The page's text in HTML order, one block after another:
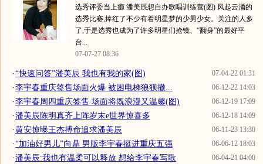
选秀评委当上瘾 潘美辰想自办歌唱训练营(图) 风起云涌的
选秀比赛,捧红了不少有着明星梦的少男少女。关注的人多
了,于是选秀也成为了许多明星们抢镜、“翻身”的最好平
台...
07-07-27 08:36
07-04-22 01:31
·“快速问答”潘美辰 我也有我的家(图)
06-12-22 14:03
·李宇春重庆签售场面火爆 被困电梯狼狈撤...
06-12-19 17:09
·李宇春周四重庆签售 场面将既浪漫又温馨(图)
06-12-18 14:09
·潘美辰陈明真齐上阵岁末e世界惊喜多
06-11-23 13:30
·黄安惊曝王杰搏命追求潘美辰
06-06-12 18:03
·“加油好男儿”向鼎 男版李宇春挺进重庆五强
06-04-21 04:00
·潘美辰:我也有温柔可以释放 想给李宇春写歌